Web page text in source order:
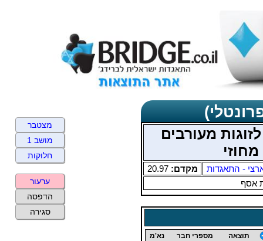
מעורבים
- התאגדות מקדם:20.97
אסף
תוצאה מספרי חבר נא'מ
מצטבר
מושב 1
חלוקות
ערעור
הדפסה
סגירה